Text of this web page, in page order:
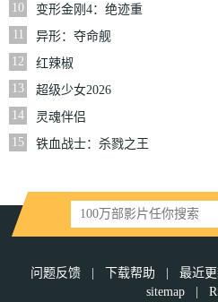
10
变形金刚4：绝迹重
生普通话版
11
异形：夺命舰
12
红辣椒
13
超级少女2026
14
灵魂伴侣
15
铁血战士：杀戮之王
问题反馈 下载帮助 最近
sitemap